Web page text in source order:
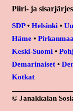
Piiri- ja
SDP• Helsinki •
Häme • Pirkanmaa
Keski-Suomi •
Demarinaiset •
Kotkat
© Janakkalan